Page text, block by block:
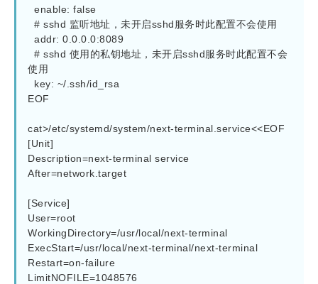
使用
EOF
cat>/etc/systemd/system/next-terminal.service<<EOF
[Unit]
Description=next-terminal service
After=network.target
[Service]
User=root
WorkingDirectory=/usr/local/next-terminal
ExecStart=/usr/local/next-terminal/next-terminal
Restart=on-failure
LimitNOFILE=1048576